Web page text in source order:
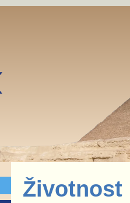
Životnost